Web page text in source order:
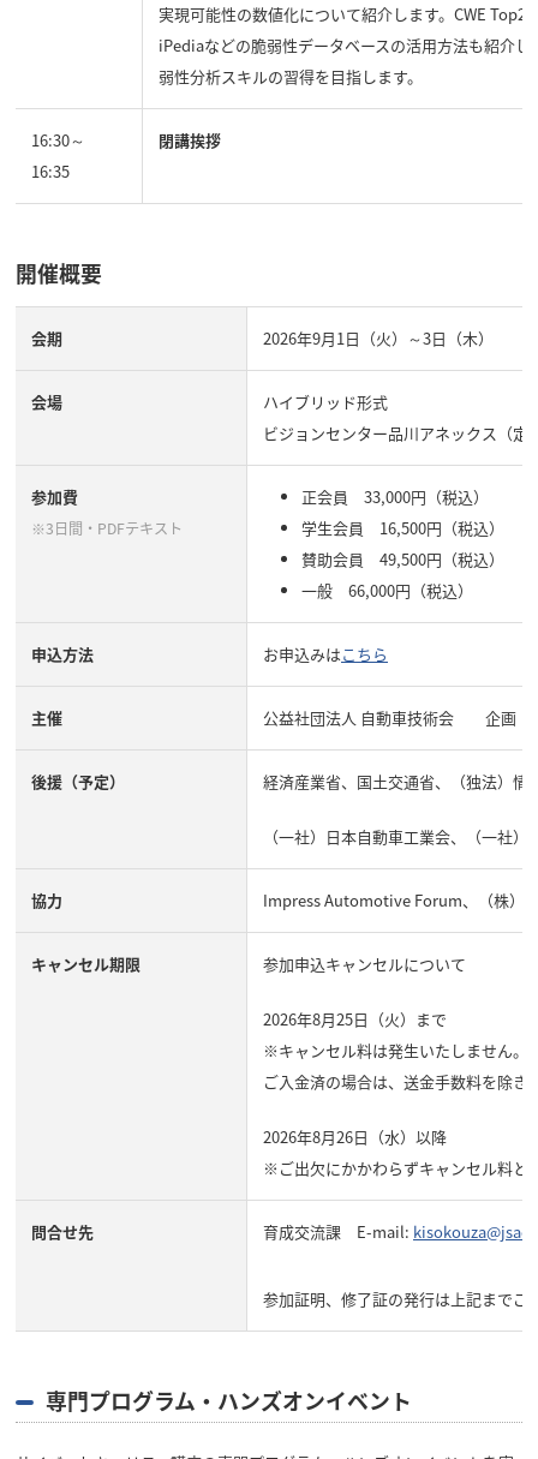
実現可能性の数値化について紹介します。CWE Top25
iPediaなどの脆弱性データベースの活用方法も紹介し
弱性分析スキルの習得を目指します。
16:30～
16:35
閉講挨拶
開催概要
会期 2026年9月1日（火）～3日（木）
会場
ハイブリッド形式
ビジョンセンター品川アネックス（
参加費
※3日間・PDFテキスト
正会員 33,000円（税込）
学生会員 16,500円（税込）
賛助会員 49,500円（税込）
一般 66,000円（税込）
申込方法 お申込みはこちら
主催 公益社団法人 自動車技術会 企画：
後援（予定） 経済産業省、国土交通省、（独法）情
（一社）日本自動車工業会、（一社
協力 Impress Automotive Forum、（株）
キャンセル期限 参加申込キャンセルについて
2026年8月25日（火）まで
※キャンセル料は発生いたしません。
ご入金済の場合は、送金手数料を除き
2026年8月26日（水）以降
※ご出欠にかかわらずキャンセル料と
問合せ先 育成交流課 E-mail:
参加証明、修了証の発行は上記までご
専門プログラム・ハンズオンイベント